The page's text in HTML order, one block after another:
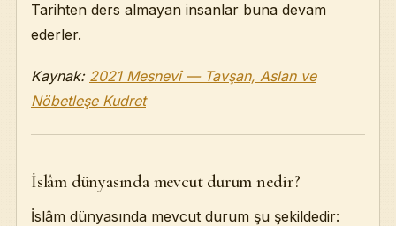
Tarihten ders almayan insanlar buna devam
ederler.
Kaynak: 2021 Mesnevî — Tavşan, Aslan ve
Nöbetleşe Kudret
İslâm dünyasında mevcut durum nedir?
İslâm dünyasında mevcut durum şu şekildedir: